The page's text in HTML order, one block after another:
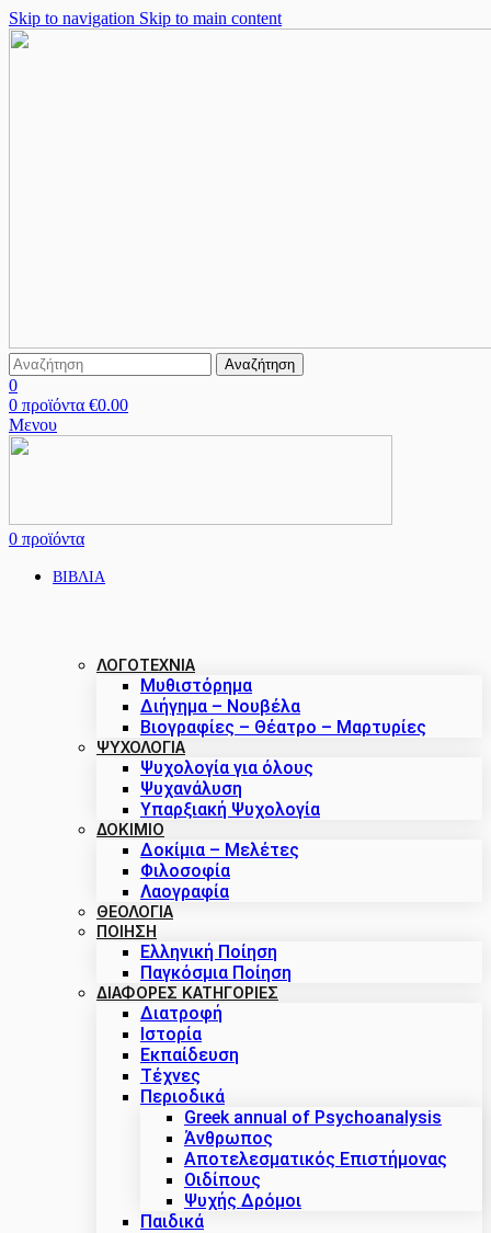
Skip to navigation Skip to main content
Αναζήτηση
0
0 προϊόντα €0.00
Μενου
0 προϊόντα
ΒΙΒΛΙΑ
ΛΟΓΟΤΕΧΝΙΑ
Μυθιστόρημα
Διήγημα – Νουβέλα
Βιογραφίες – Θέατρο – Μαρτυρίες
ΨΥΧΟΛΟΓΙΑ
Ψυχολογία για όλους
Ψυχανάλυση
Υπαρξιακή Ψυχολογία
ΔΟΚΊΜΙΟ
Δοκίμια – Μελέτες
Φιλοσοφία
Λαογραφία
ΘΕΟΛΟΓΙΑ
ΠΟΙΗΣΗ
Ελληνική Ποίηση
Παγκόσμια Ποίηση
ΔΙΑΦΟΡΕΣ ΚΑΤΗΓΟΡΙΕΣ
Διατροφή
Ιστορία
Εκπαίδευση
Τέχνες
Περιοδικά
Greek annual of Psychoanalysis
Άνθρωπος
Αποτελεσματικός Επιστήμονας
Οιδίπους
Ψυχής Δρόμοι
Παιδικά